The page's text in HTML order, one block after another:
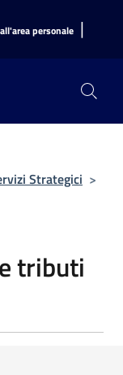
personale |
Strategici >
tributi